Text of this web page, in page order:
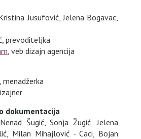
Jusufović, Jelena Bogavac,
prevoditeljka
, veb dizajn agencija
dokumentacija
Šugić, Sonja Žugić, Jelena
Milan Mihajlović - Caci, Bojan